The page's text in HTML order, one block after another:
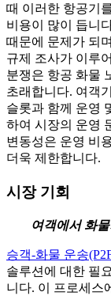
때 이러한 항공기
비용이 많이 듭니
때문에 문제가 되
규제 조사가 이루
분쟁은 항공 화물
초래합니다. 여객
슬롯과 함께 운영
하여 시장의 운영
변동성은 운영 비
더욱 제한합니다.
시장 기회
여객에서 화
승객-화물 운송
솔루션에 대한 필
니다. 이 프로세스